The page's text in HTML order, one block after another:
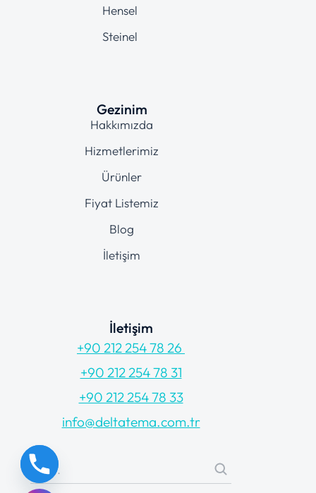
Hensel
Steinel
Gezinim
Hakkımızda
Hizmetlerimiz
Ürünler
Fiyat Listemiz
Blog
İletişim
İletişim
+90 212 254 78 26
+90 212 254 78 31
+90 212 254 78 33
info@deltatema.com.tr